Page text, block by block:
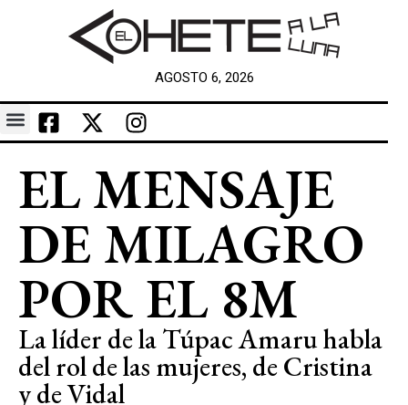
AGOSTO 6, 2026
EL MENSAJE
DE MILAGRO
POR EL 8M
La líder de la Túpac Amaru habla
del rol de las mujeres, de Cristina
y de Vidal